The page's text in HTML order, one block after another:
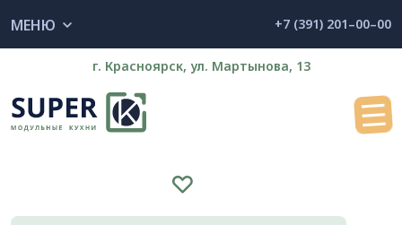
МЕНЮ +7 (391) 201–00–00
г. Красноярск, ул. Мартынова, 13